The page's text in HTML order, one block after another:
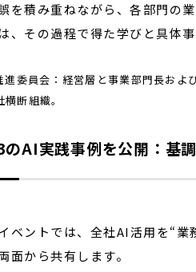
を積み重ねながら、各部門の
、その過程で得た学びと具体
委員会：経営層と事業部門長およ
断組織。
AI実践事例を公開：基
ントでは、全社AI活用を“業
面から共有します。